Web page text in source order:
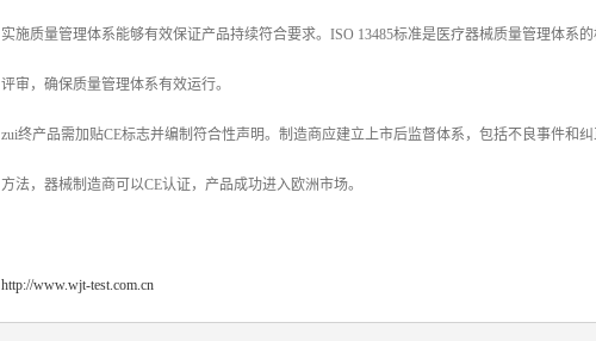
实施质量管理体系能够有效保证产品持续符合要求。ISO 13485标准是医疗器械质量管理体
评审，确保质量管理体系有效运行。
zui终产品需加贴CE标志并编制符合性声明。制造商应建立上市后监督体系，包括不良事件和
方法，器械制造商可以CE认证，产品成功进入欧洲市场。
http://www.wjt-test.com.cn